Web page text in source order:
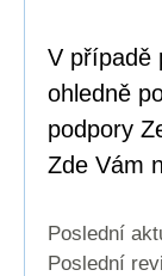
V případě
ohledně
podpory
Zde Vám
Poslední
Poslední